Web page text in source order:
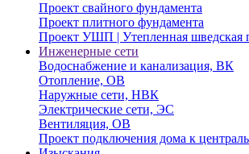
Проект свайного фундамента
Проект плитного фундамента
Проект УШП | Утепленная шведская
Инженерные сети
Водоснабжение и канализация, ВК
Отопление, ОВ
Наружные сети, НВК
Электрические сети, ЭС
Вентиляция, ОВ
Проект подключения дома к